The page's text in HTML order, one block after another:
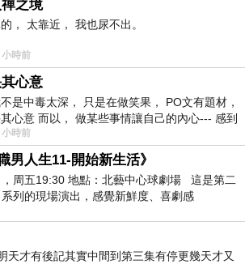
禪之境
， 太靠近， 我也尿不出。
時前
心意
是中毒太深， 只是在做笑果， PO文有題材，
心意 而以， 做某些事情讓自己的內心--- 感到
。
時前
男人生11-開始新生活》
周五19:30 地點：北藝中心球劇場 這是第二
列的現場演出，感覺新鮮度、喜劇感
天才有後記其實中間到第三集有停更幾天才又